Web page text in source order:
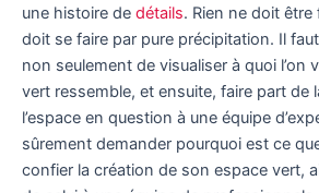
une histoire de détails. Rien ne doit
doit se faire par pure précipitation. Il
non seulement de visualiser à quoi l’on
vert ressemble, et ensuite, faire part de
l’espace en question à une équipe
sûrement demander pourquoi est ce
confier la création de son espace vert,